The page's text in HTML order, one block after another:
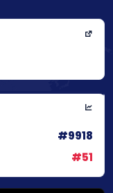
#9918
#51